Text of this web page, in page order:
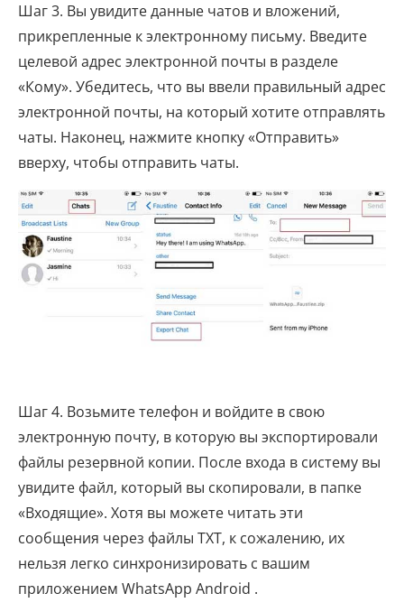
Шаг 3. Вы увидите данные чатов и вложений,
прикрепленные к электронному письму. Введите
целевой адрес электронной почты в разделе
«Кому». Убедитесь, что вы ввели правильный адрес
электронной почты, на который хотите отправлять
чаты. Наконец, нажмите кнопку «Отправить»
вверху, чтобы отправить чаты.
Шаг 4. Возьмите телефон и войдите в свою
электронную почту, в которую вы экспортировали
файлы резервной копии. После входа в систему вы
увидите файл, который вы скопировали, в папке
«Входящие». Хотя вы можете читать эти
сообщения через файлы TXT, к сожалению, их
нельзя легко синхронизировать с вашим
приложением WhatsApp Android .